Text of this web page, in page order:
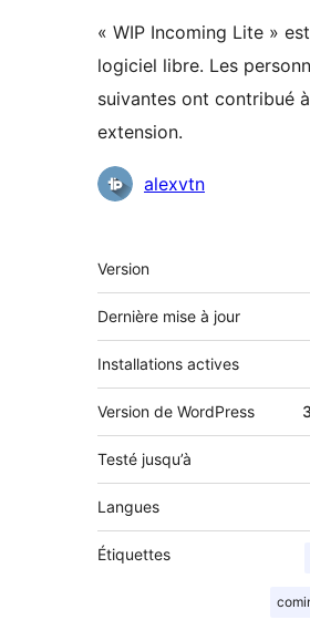
« WIP Incoming Lite »
logiciel libre. Les
suivantes ont contribué
extension.
Contributeurs
alexvtn
Méta
Version
Dernière mise à jour
Installations actives
Version de WordPress
Testé jusqu’à
Langues
Étiquettes